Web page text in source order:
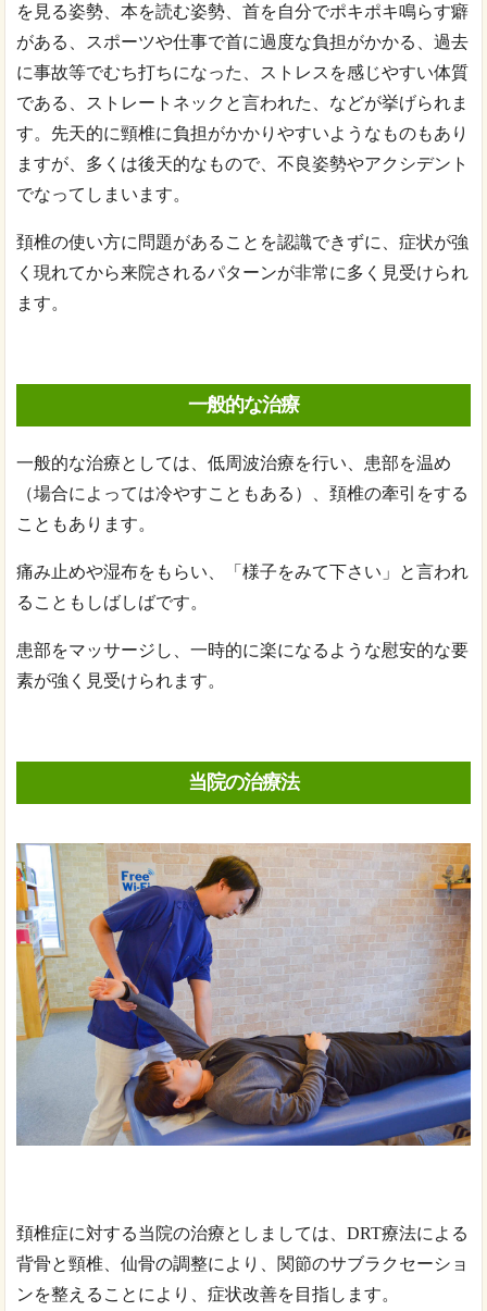
を見る姿勢、本を読む姿勢、首を自分でポキポキ鳴らす癖
がある、スポーツや仕事で首に過度な負担がかかる、過去
に事故等でむち打ちになった、ストレスを感じやすい体質
である、ストレートネックと言われた、などが挙げられま
す。先天的に頸椎に負担がかかりやすいようなものもあり
ますが、多くは後天的なもので、不良姿勢やアクシデント
でなってしまいます。
頚椎の使い方に問題があることを認識できずに、症状が強
く現れてから来院されるパターンが非常に多く見受けられ
ます。
一般的な治療
一般的な治療としては、低周波治療を行い、患部を温め
（場合によっては冷やすこともある）、頚椎の牽引をする
こともあります。
痛み止めや湿布をもらい、「様子をみて下さい」と言われ
ることもしばしばです。
患部をマッサージし、一時的に楽になるような慰安的な要
素が強く見受けられます。
当院の治療法
頚椎症に対する当院の治療としましては、DRT療法による
背骨と頸椎、仙骨の調整により、関節のサブラクセーショ
ンを整えることにより、症状改善を目指します。